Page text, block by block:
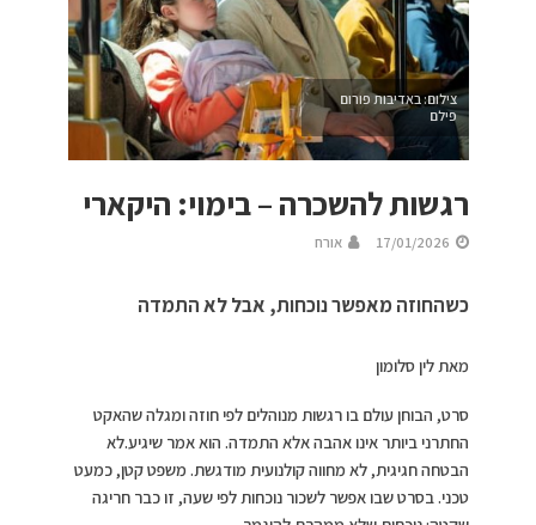
צילום: באדיבות פורום
פילם
רגשות להשכרה – בימוי: היקארי
17/01/2026 אורח
כשהחוזה מאפשר נוכחות, אבל לא התמדה
מאת לין סלומון
סרט, הבוחן עולם בו רגשות מנוהלים לפי חוזה ומגלה שהאקט
החתרני ביותר אינו אהבה אלא התמדה. הוא אמר שיגיע.לא
הבטחה חגיגית, לא מחווה קולנועית מודגשת. משפט קטן, כמעט
טכני. בסרט שבו אפשר לשכור נוכחות לפי שעה, זו כבר חריגה